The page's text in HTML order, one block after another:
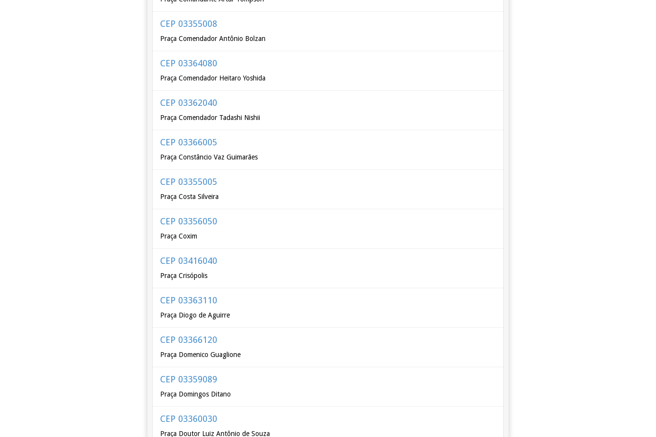
CEP 03355008
Praça Comendador Antônio Bolzan
CEP 03364080
Praça Comendador Heitaro Yoshida
CEP 03362040
Praça Comendador Tadashi Nishii
CEP 03366005
Praça Constâncio Vaz Guimarães
CEP 03355005
Praça Costa Silveira
CEP 03356050
Praça Coxim
CEP 03416040
Praça Crisópolis
CEP 03363110
Praça Diogo de Aguirre
CEP 03366120
Praça Domenico Guaglione
CEP 03359089
Praça Domingos Ditano
CEP 03360030
Praça Doutor Luiz Antônio de Souza